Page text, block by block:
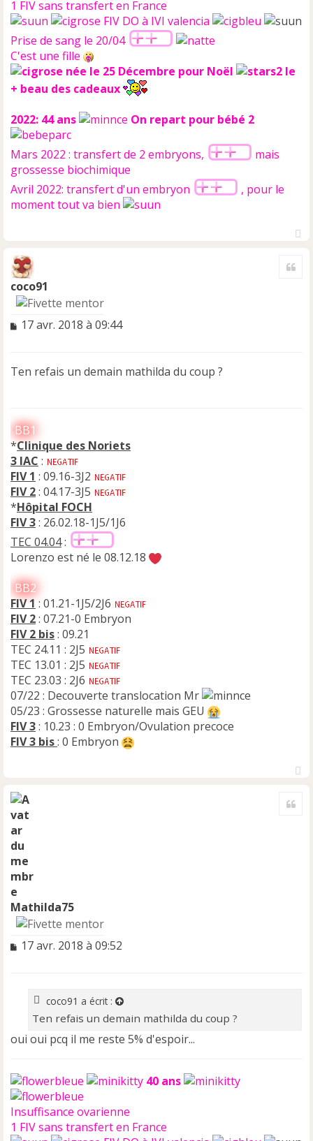
1 FIV sans transfert en France
FIV DO à IVI valencia
Prise de sang le 20/04
C'est une fille
née le 25 Décembre pour Noël
le
+ beau des cadeaux
2022: 44 ans
On repart pour bébé 2
Mars 2022 : transfert de 2 embryons,
mais
grossesse biochimique
Avril 2022: transfert d'un embryon
, pour le
moment tout va bien
coco91
M
a
n
o
n
l
u
17 avr. 2018 à 09:44
Ten refais un demain mathilda du coup ?
BB1
*Clinique des Noriets
3 IAC :
FIV 1 : 09.16-3J2
FIV 2: 04.17-3J5
*Hôpital FOCH
FIV 3: 26.02.18-1J5/1J6
TEC 04.04:
Lorenzo est né le 08.12.18
BB2
FIV 1 : 01.21-1J5/2J6
FIV 2: 07.21-0 Embryon
FIV 2 bis: 09.21
TEC 24.11 : 2J5
TEC 13.01 : 2J5
TEC 23.03 : 2J6
07/22 : Decouverte translocation Mr
05/23 : Grossesse naturelle mais GEU
FIV 3: 10.23 : 0 Embryon/Ovulation precoce
FIV 3 bis: 0 Embryon
Mathilda75
M
n
l
u
17 avr. 2018 à 09:52
coco91 a écrit :
Ten refais un demain mathilda du coup ?
oui oui pcq il me reste 5% d'espoir...
40 ans
Insuffisance ovarienne
1 FIV sans transfert en France